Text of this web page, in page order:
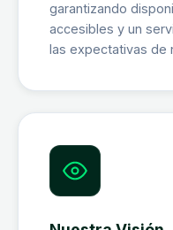
garantizando
accesibles y un
las expectativas de